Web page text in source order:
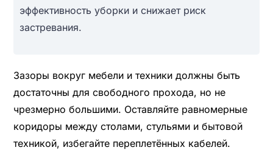
эффективность уборки и снижает риск
застревания.
Зазоры вокруг мебели и техники должны быть
достаточны для свободного прохода, но не
чрезмерно большими. Оставляйте равномерные
коридоры между столами, стульями и бытовой
техникой, избегайте переплетённых кабелей.